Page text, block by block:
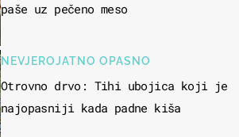
paše uz pečeno meso
NEVJEROJATNO OPASNO
Otrovno drvo: Tihi ubojica koji je
najopasniji kada padne kiša